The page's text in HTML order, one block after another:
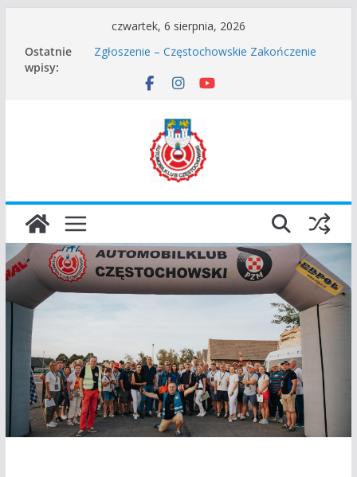
treści
czwartek, 6 sierpnia, 2026
Ostatnie
wpisy:
Częstochowskie Rozpoczęcie Sezonu 2026
Zgłoszenie – Częstochowskie Zakończenie
45 Rajd Częstochowski zostaje odwołany.
I Gliwicki Classic Sprint o Puchar Prezydenta
Miasta Gliwice